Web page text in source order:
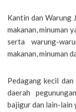
Kantin dan Warung
makanan, minuman
serta warung-
makanan, minuman
Pedagang kecil
daerah
bajigur dan lain-lain